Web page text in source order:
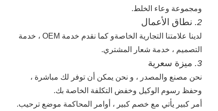
ومجموعة وعاء الخلط.
2. نطاق الأعمال
لدينا علامتنا التجارية الخاصةو
كما نقدم خدمة OEM ، خدمة
التصميم ، خدمة شعار المشتري.
3. ميزة سعرية
نحن مصنع والمصدر ، و نحن يمكن أن توفر لك مباشرة ،
وحفظ رسوم الوكيل وخفض التكلفة الخاصة بك.
أمر كبير يأتي مع خصم كبير ، أوامر المحاكمة موضع ترحيب.